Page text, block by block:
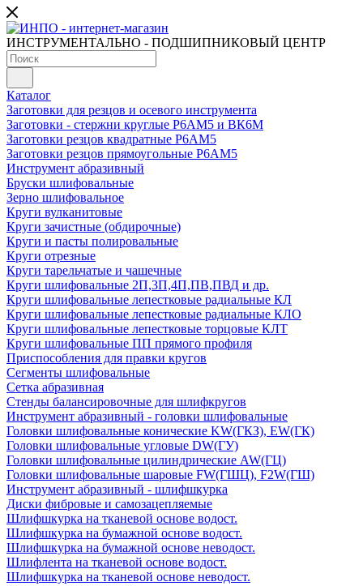
ИНСТРУМЕНТАЛЬНО - ПОДШИПНИКОВЫЙ ЦЕНТР
Каталог
Заготовки для резцов и осевого инструмента
Заготовки - стержни круглые Р6АМ5 и ВК6М
Заготовки резцов квадратные Р6АМ5
Заготовки резцов прямоугольные Р6АМ5
Инструмент абразивный
Бруски шлифовальные
Зерно шлифовальное
Круги вулканитовые
Круги зачистные (обдирочные)
Круги и пасты полировальные
Круги отрезные
Круги тарельчатые и чашечные
Круги шлифовальные 2П,3П,4П,ПВ,ПВД и др.
Круги шлифовальные лепестковые радиальные КЛ
Круги шлифовальные лепестковые радиальные КЛО
Круги шлифовальные лепестковые торцовые КЛТ
Круги шлифовальные ПП прямого профиля
Приспособления для правки кругов
Сегменты шлифовальные
Сетка абразивная
Стенды балансировочные для шлифкругов
Инструмент абразивный - головки шлифовальные
Головки шлифовальные конические KW(ГКЗ), EW(ГК)
Головки шлифовальные угловые DW(ГУ)
Головки шлифовальные цилиндрические AW(ГЦ)
Головки шлифовальные шаровые FW(ГШЦ), F2W(ГШ)
Инструмент абразивный - шлифшкурка
Диски фибровые и самозацепляемые
Шлифшкурка на тканевой основе водост.
Шлифшкурка на бумажной основе водост.
Шлифшкурка на бумажной основе неводост.
Шлифлента на тканевой основе водост.
Шлифшкурка на тканевой основе неводост.